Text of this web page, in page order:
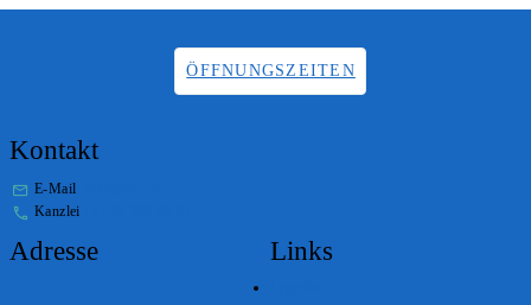
ÖFFNUNGSZEITEN
Kontakt
E-Mail
Kanzlei
Adresse Links